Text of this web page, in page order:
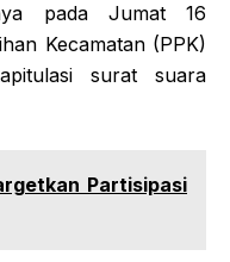
pada Jumat 16
Kecamatan (PPK)
surat suara
Partisipasi